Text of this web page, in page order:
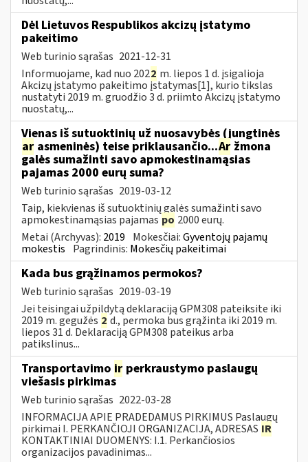
Dėl Lietuvos Respublikos akcizų įstatymo
pakeitimo
Web turinio sąrašas 2021-12-31
Informuojame, kad nuo 2022 m. liepos 1 d. įsigalioja
Akcizų įstatymo pakeitimo įstatymas[1], kurio tikslas
nustatyti 2019 m. gruodžio 3 d. priimto Akcizų įstatymo
nuostatų,...
Vienas iš sutuoktinių už nuosavybės (jungtinės
ar asmeninės) teise priklausančio...Ar žmona
galės sumažinti savo apmokestinamąsias
pajamas 2000 eurų suma?
Web turinio sąrašas 2019-03-12
Taip, kiekvienas iš sutuoktinių galės sumažinti savo
apmokestinamąsias pajamas po 2000 eurų.
Metai (Archyvas): 2019 Mokesčiai:Gyventojų pajamų
mokestis Pagrindinis: Mokesčių pakeitimai
Kada bus grąžinamos permokos?
Web turinio sąrašas 2019-03-19
Jei teisingai užpildytą deklaraciją GPM308 pateiksite iki
2019 m. gegužės 2 d., permoka bus grąžinta iki 2019 m.
liepos 31 d. Deklaraciją GPM308 pateikus arba
patikslinus...
Transportavimo ir perkraustymo paslaugų
viešasis pirkimas
Web turinio sąrašas 2022-03-28
INFORMACIJA APIE PRADEDAMUS PIRKIMUS Paslaugų
pirkimai I. PERKANČIOJI ORGANIZACIJA, ADRESAS IR
KONTAKTINIAI DUOMENYS: I.1. Perkančiosios
organizacijos pavadinimas...